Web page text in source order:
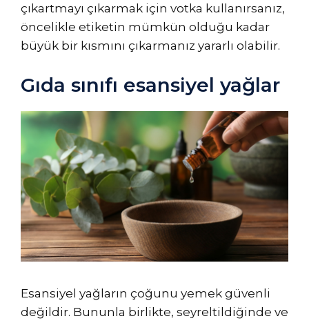
çıkartmayı çıkarmak için votka kullanırsanız,
öncelikle etiketin mümkün olduğu kadar
büyük bir kısmını çıkarmanız yararlı olabilir.
Gıda sınıfı esansiyel yağlar
Esansiyel yağların çoğunu yemek güvenli
değildir. Bununla birlikte, seyreltildiğinde ve